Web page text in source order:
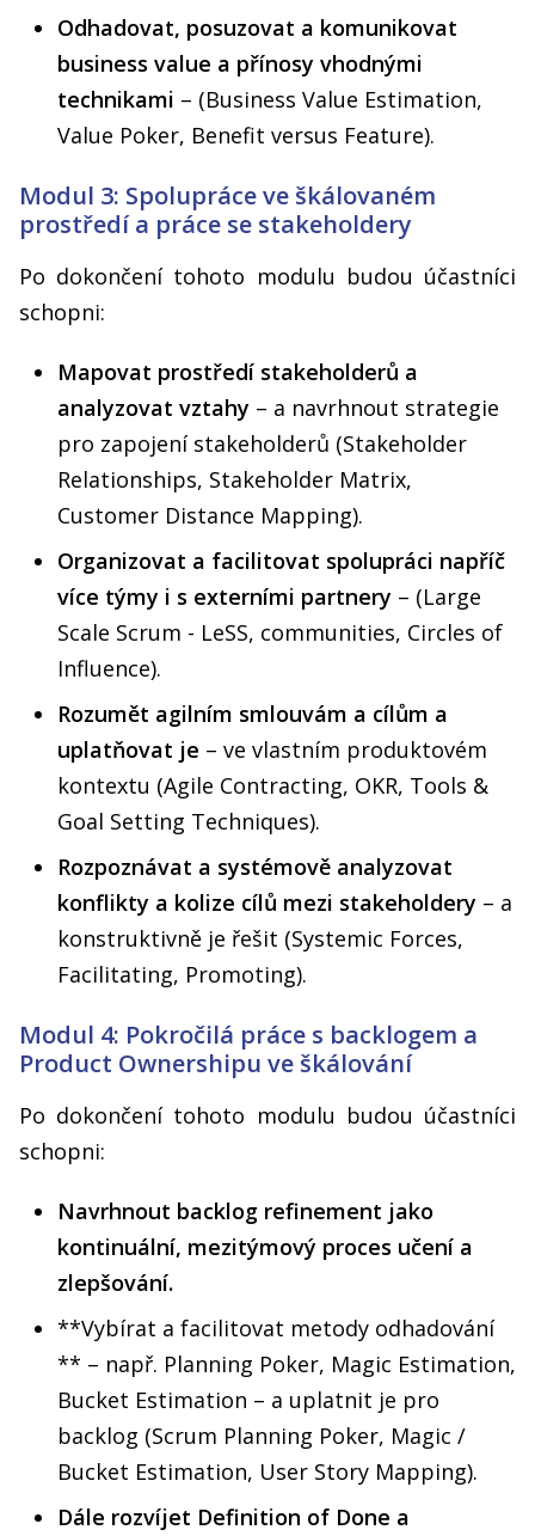
Odhadovat, posuzovat a komunikovat
business value a přínosy vhodnými
technikami – (Business Value Estimation,
Value Poker, Benefit versus Feature).
Modul 3: Spolupráce ve škálovaném
prostředí a práce se stakeholdery
Po dokončení tohoto modulu budou účastníci
schopni:
Mapovat prostředí stakeholderů a
analyzovat vztahy – a navrhnout strategie
pro zapojení stakeholderů (Stakeholder
Relationships, Stakeholder Matrix,
Customer Distance Mapping).
Organizovat a facilitovat spolupráci napříč
více týmy i s externími partnery – (Large
Scale Scrum - LeSS, communities, Circles of
Influence).
Rozumět agilním smlouvám a cílům a
uplatňovat je – ve vlastním produktovém
kontextu (Agile Contracting, OKR, Tools &
Goal Setting Techniques).
Rozpoznávat a systémově analyzovat
konflikty a kolize cílů mezi stakeholdery – a
konstruktivně je řešit (Systemic Forces,
Facilitating, Promoting).
Modul 4: Pokročilá práce s backlogem a
Product Ownershipu ve škálování
Po dokončení tohoto modulu budou účastníci
schopni:
Navrhnout backlog refinement jako
kontinuální, mezitýmový proces učení a
zlepšování.
**Vybírat a facilitovat metody odhadování
** – např. Planning Poker, Magic Estimation,
Bucket Estimation – a uplatnit je pro
backlog (Scrum Planning Poker, Magic /
Bucket Estimation, User Story Mapping).
Dále rozvíjet Definition of Done a